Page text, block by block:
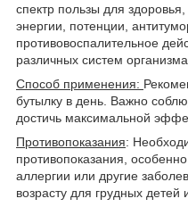
спектр пользы для
энергии, потенции,
противовоспалительное
различных систем организма.
Способ применения:
бутылку в день. Важно
достичь максимальной
Противопоказания:
противопоказания,
аллергии или другие
возрасту для грудных